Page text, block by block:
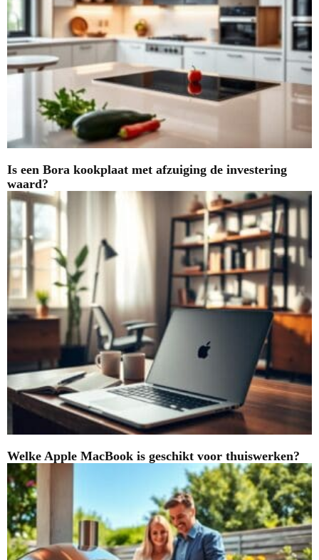
Is een Bora kookplaat met afzuiging de investering
waard?
Welke Apple MacBook is geschikt voor thuiswerken?